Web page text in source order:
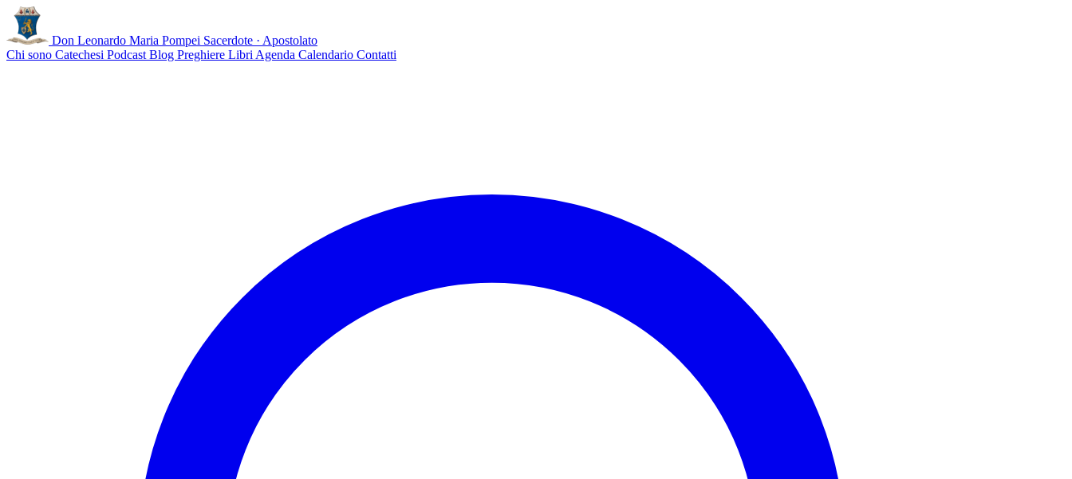
Don Leonardo Maria Pompei Sacerdote · Apostolato
Chi sono Catechesi Podcast Blog Preghiere Libri Agenda Calendario Contatti